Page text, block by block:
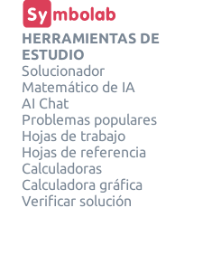
HERRAMIENTAS DE
ESTUDIO
Solucionador
Matemático de IA
AI Chat
Problemas populares
Hojas de trabajo
Hojas de referencia
Calculadoras
Calculadora gráfica
Verificar solución